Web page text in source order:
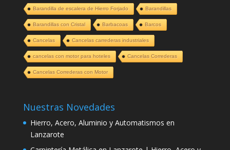
Barandilla de escalera de Hierro Forjado Barandillas
Barandillas con Cristal Barbacoas Barcos
Cancelas Cancelas carrederas industriales
cancelas con motor para hoteles Cancelas Correderas
Cancelas Correderas con Motor
Nuestras Novedades
Hierro, Acero, Aluminio y Automatismos en
Lanzarote